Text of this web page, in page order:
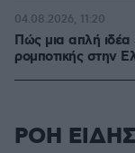
Πώς μια απλή
ρομποτικής στην
04.08.2026, 11:20
ΡΟΗ